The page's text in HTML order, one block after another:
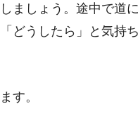
ましょう。途中で道
どうしたら」と気持
す。